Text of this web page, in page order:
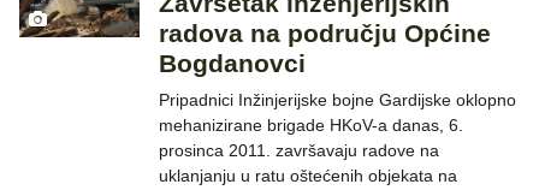
radova na području Općine
Bogdanovci
Pripadnici Inžinjerijske bojne Gardijske oklopno
mehanizirane brigade HKoV-a danas, 6.
prosinca 2011. završavaju radove na
uklanjanju u ratu oštećenih objekata na